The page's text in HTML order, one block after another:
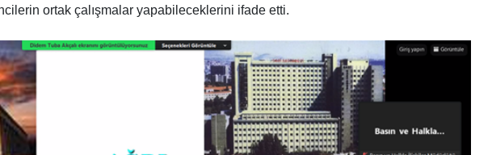
ortak çalışmalar yapabileceklerini ifade etti.